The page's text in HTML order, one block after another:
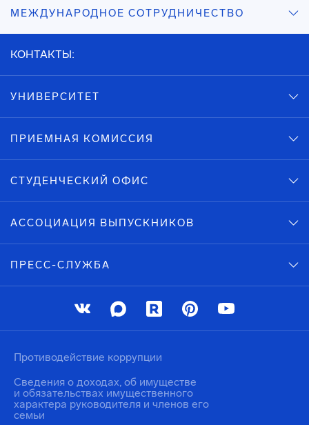
МЕЖДУНАРОДНОЕ СОТРУДНИЧЕСТВО
КОНТАКТЫ:
УНИВЕРСИТЕТ
ПРИЕМНАЯ КОМИССИЯ
СТУДЕНЧЕСКИЙ ОФИС
АССОЦИАЦИЯ ВЫПУСКНИКОВ
ПРЕСС-СЛУЖБА
Противодействие коррупции
Сведения о доходах, об имуществе
и обязательствах имущественного
характера руководителя и членов его
семьи